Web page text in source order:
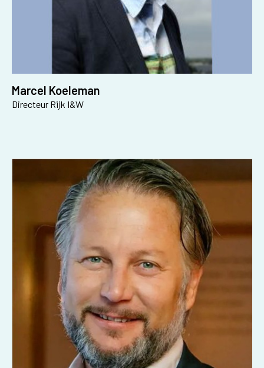
Marcel Koeleman
Directeur Rijk I&W